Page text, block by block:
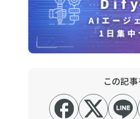
この記事